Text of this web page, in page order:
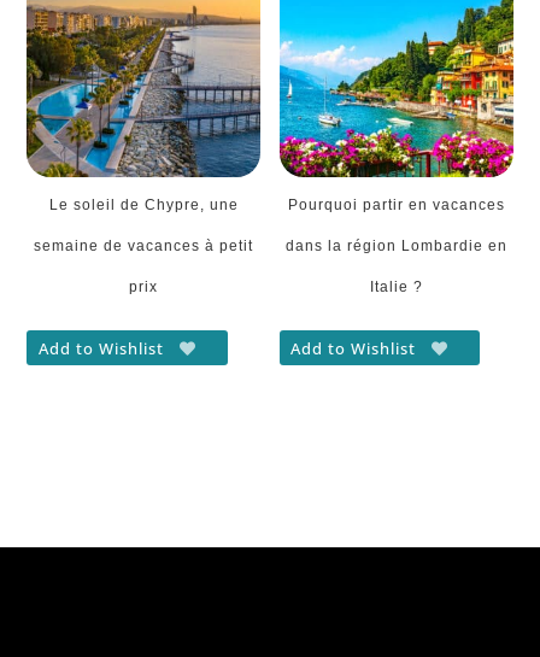
Le soleil de Chypre, une
semaine de vacances à petit
prix
Add to Wishlist
Pourquoi partir en vacances
dans la région Lombardie en
Italie ?
Add to Wishlist